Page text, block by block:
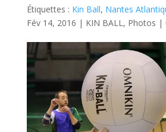
Étiquettes : Kin Ball, Nantes
Fév 14, 2016 | KIN BALL, Photos |